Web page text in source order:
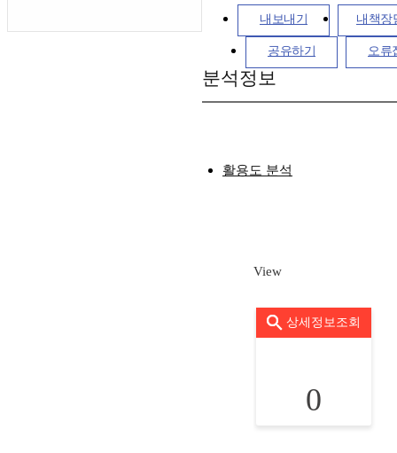
내보내기 내책장
공유하기 오류
분석정보
활용도 분석
View
상세정보조회
0